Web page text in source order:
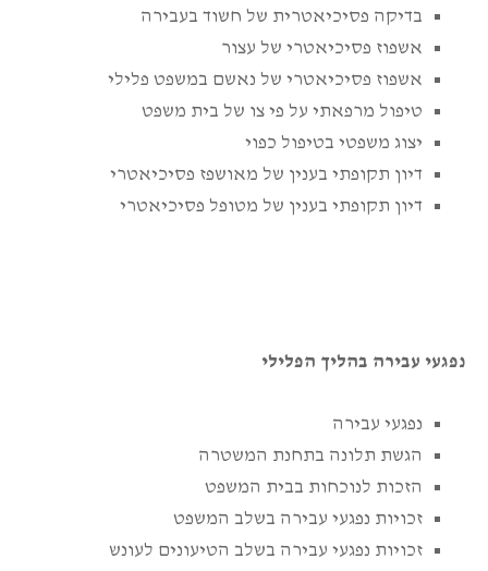
בדיקה פסיכיאטרית של חשוד בעבירה
אשפוז פסיכיאטרי של עצור
אשפוז פסיכיאטרי של נאשם במשפט פלילי
טיפול מרפאתי על פי צו של בית משפט
יצוג משפטי בטיפול כפוי
דיון תקופתי בענין של מאושפז פסיכיאטרי
דיון תקופתי בענין של מטופל פסיכיאטרי
נפגעי עבירה בהליך הפלילי
נפגעי עבירה
הגשת תלונה בתחנת המשטרה
הזכות לנוכחות בבית המשפט
זכויות נפגעי עבירה בשלב המשפט
זכויות נפגעי עבירה בשלב הטיעונים לעונש